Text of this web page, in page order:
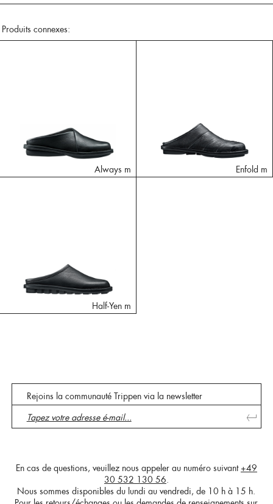
Produits connexes:
Always m Enfold m
Half-Yen m
Rejoins la communauté Trippen via la newsletter
En cas de questions, veuillez nous appeler au numéro suivant +49
30 532 130 56.
Nous sommes disponibles du lundi au vendredi, de 10 h à 15 h.